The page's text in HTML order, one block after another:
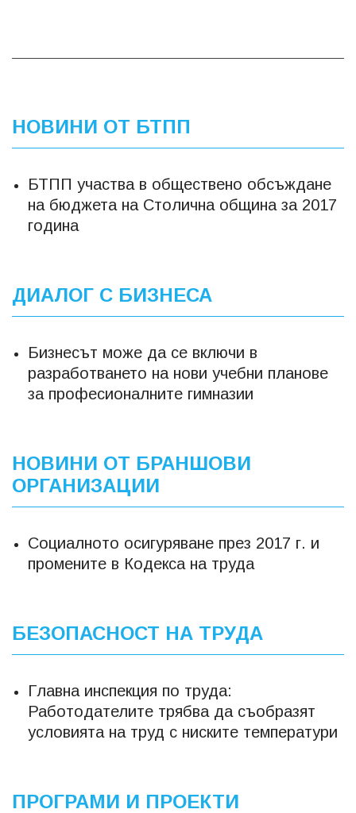
НОВИНИ ОТ БТПП
БТПП участва в обществено обсъждане
на бюджета на Столична община за 2017
година
ДИАЛОГ С БИЗНЕСА
Бизнесът може да се включи в
разработването на нови учебни планове
за професионалните гимназии
НОВИНИ ОТ БРАНШОВИ
ОРГАНИЗАЦИИ
Социалното осигуряване през 2017 г. и
промените в Кодекса на труда
БЕЗОПАСНОСТ НА ТРУДА
Главна инспекция по труда:
Работодателите трябва да съобразят
условията на труд с ниските температури
ПРОГРАМИ И ПРОЕКТИ